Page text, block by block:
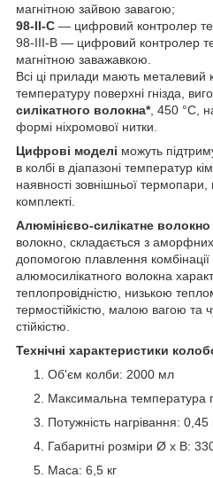
магнітною зайвою завагою;
98-II-С — цифровий контролер
98-III-В — цифровий контролер
магнітною заважавкою.
Всі ці прилади мають металевий
температуру поверхні гнізда,
силікатного волокна*, 450 °C,
формі ніхромової нитки.
Цифрові моделі можуть
в колбі в діапазоні температур
наявності зовнішньої
комплекті.
Алюмінієво-силікатне волокно
волокно, складається з
допомогою плавлення
алюмосилікатного волокна
теплопровідністю, низькою
термостійкістю, малою вагою та
стійкістю.
Технічні характеристики
Об'єм колби: 2000 мл
Максимальна температура
Потужність нагрівання: 0,45
Габаритні розміри Ø x В:
Маса: 6,5 кг